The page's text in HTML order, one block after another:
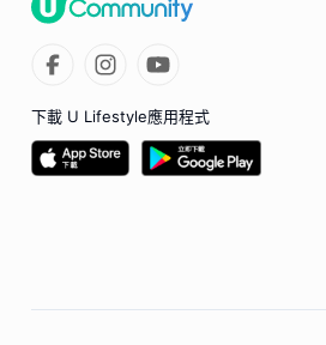
下載 U Lifestyle應用程式